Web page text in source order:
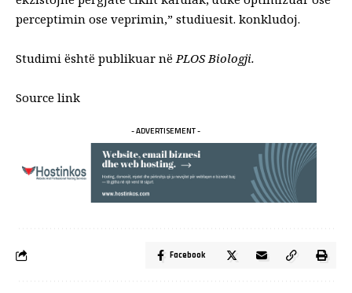
perceptimin ose veprimin,” studiuesit. konkludoj.
Studimi është publikuar në PLOS Biologji.
Source link
- ADVERTISEMENT -
Facebook